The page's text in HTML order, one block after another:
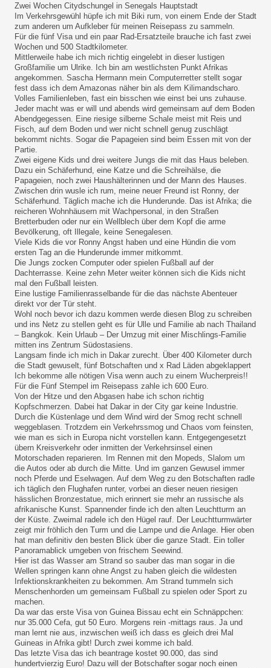
Zwei Wochen Citydschungel in Senegals Hauptstadt
Im Verkehrsgewühl hüpfe ich mit Biki rum, von einem Ende der Stadt
zum anderen um Aufkleber für meinen Reisepass zu sammeln.
Für die fünf Visa und ein paar Rad-Ersatzteile brauche ich fast zwei
Wochen und 500 Stadtkilometer.
Mittlerweile habe ich mich richtig eingelebt in dieser lustigen
Großfamilie um Ulrike. Ich bin am westlichsten Punkt Afrikas
angekommen. Sascha Hermann mein Computerretter stellt sogar
fest dass ich dem Amazonas näher bin als dem Kilimandscharo.
Volles Familienleben, fast ein bisschen wie einst bei uns zuhause.
Jeder macht was er will und abends wird gemeinsam auf dem Boden
Abendgegessen. Eine riesige silberne Schale meist mit Reis und
Fisch, auf dem Boden und wer nicht schnell genug zuschlägt
bekommt nichts. Sogar die Papageien sind beim Essen mit von der
Partie.
Zwei eigene Kids und drei weitere Jungs die mit das Haus beleben.
Dazu ein Schäferhund, eine Katze und die Schreihälse, die
Papageien, noch zwei Haushälterinnen und der Mann des Hauses.
Zwischen drin wusle ich rum, meine neuer Freund ist Ronny, der
Schäferhund. Täglich mache ich die Hunderunde. Das ist Afrika; die
reicheren Wohnhäusern mit Wachpersonal, in den Straßen
Bretterbuden oder nur ein Wellblech über dem Kopf die arme
Bevölkerung, oft Illegale, keine Senegalesen.
Viele Kids die vor Ronny Angst haben und eine Hündin die vom
ersten Tag an die Hunderunde immer mitkommt.
Die Jungs zocken Computer oder spielen Fußball auf der
Dachterrasse. Keine zehn Meter weiter können sich die Kids nicht
mal den Fußball leisten.
Eine lustige Familienrasselbande für die das nächste Abenteuer
direkt vor der Tür steht.
Wohl noch bevor ich dazu kommen werde diesen Blog zu schreiben
und ins Netz zu stellen geht es für Ulle und Familie ab nach Thailand
– Bangkok. Kein Urlaub – Der Umzug mit einer Mischlings-Familie
mitten ins Zentrum Südostasiens.
Langsam finde ich mich in Dakar zurecht. Über 400 Kilometer durch
die Stadt gewuselt, fünf Botschaften und x Rad Läden abgeklappert
Ich bekomme alle nötigen Visa wenn auch zu einem Wucherpreis!!
Für die Fünf Stempel im Reisepass zahle ich 600 Euro.
Von der Hitze und den Abgasen habe ich schon richtig
Kopfschmerzen. Dabei hat Dakar in der City gar keine Industrie.
Durch die Küstenlage und dem Wind wird der Smog recht schnell
weggeblasen. Trotzdem ein Verkehrssmog und Chaos vom feinsten,
wie man es sich in Europa nicht vorstellen kann. Entgegengesetzt
übern Kreisverkehr oder inmitten der Verkehrsinsel einen
Motorschaden reparieren. Im Rennen mit den Mopeds, Slalom um
die Autos oder ab durch die Mitte. Und im ganzen Gewusel immer
noch Pferde und Eselwagen. Auf dem Weg zu den Botschaften radle
ich täglich den Flughafen runter, vorbei an dieser neuen riesigen
hässlichen Bronzestatue, mich erinnert sie mehr an russische als
afrikanische Kunst. Spannender finde ich den alten Leuchtturm an
der Küste. Zweimal radele ich den Hügel rauf. Der Leuchtturmwärter
zeigt mir fröhlich den Turm und die Lampe und die Anlage. Hier oben
hat man definitiv den besten Blick über die ganze Stadt. Ein toller
Panoramablick umgeben von frischem Seewind.
Hier ist das Wasser am Strand so sauber das man sogar in die
Wellen springen kann ohne Angst zu haben gleich die wildesten
Infektionskrankheiten zu bekommen. Am Strand tummeln sich
Menschenhorden um gemeinsam Fußball zu spielen oder Sport zu
machen.
Da war das erste Visa von Guinea Bissau echt ein Schnäppchen:
nur 35.000 Cefa, gut 50 Euro. Morgens rein -mittags raus. Ja und
man lernt nie aus, inzwischen weiß ich dass es gleich drei Mal
Guineas in Afrika gibt! Durch zwei komme ich bald.
Das letzte Visa das ich beantrage kostet 90.000, das sind
hundertvierzig Euro! Dazu will der Botschafter sogar noch einen